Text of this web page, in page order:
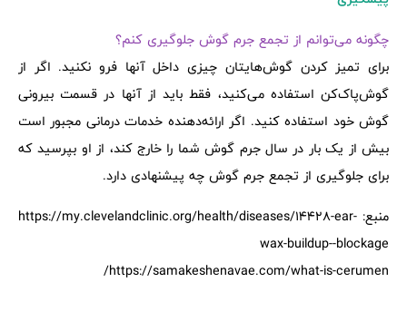
چگونه می‌توانم از تجمع جرم گوش جلوگیری کنم؟
برای تمیز کردن گوش‌هایتان چیزی داخل آنها فرو نکنید. اگر از
گوش‌پاک‌کن استفاده می‌کنید، فقط باید از آنها در قسمت بیرونی
گوش خود استفاده کنید. اگر ارائه‌دهنده خدمات درمانی مجبور است
بیش از یک بار در سال جرم گوش شما را خارج کند، از او بپرسید که
برای جلوگیری از تجمع جرم گوش چه پیشنهادی دارد.
منبع: https://my.clevelandclinic.org/health/diseases/14428-ear-
wax-buildup--blockage
https://samakeshenavae.com/what-is-cerumen/